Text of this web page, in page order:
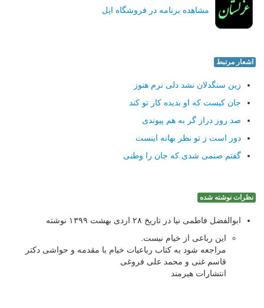
مشاهده برنامه در فروشگاه اپل
اشعار مرتبط
زین سنگدلان نشد دلی نرم هنوز
جان کیست که او بدیده کار تو کند
صد روز دراز گر به هم پیوندی
دور است ز تو نظر بهانه اینست
گفتم صنمی شدی که جان را وطنی
نظرات نوشته شده
ابوالفضل فاطمی نیا در تاریخ ۲۸ اردی بهشت ۱۳۹۹ نوشته
این رباعی از خیام نیست.
مراجعه شود به کتاب رباعیات خیام با مقدمه و حواشی دکتر
قاسم غنی و محمد علی فروغی
انتشارات هیرمند